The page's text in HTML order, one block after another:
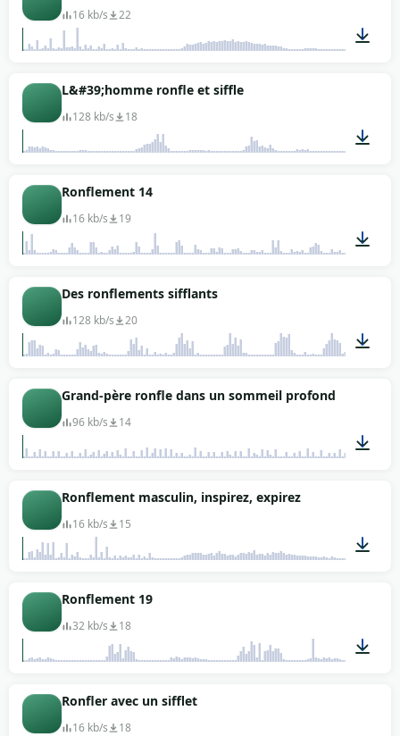
16 kb/s 22
L&#39;homme ronfle et siffle
128 kb/s 18
Ronflement 14
16 kb/s 19
Des ronflements sifflants
128 kb/s 20
Grand-père ronfle dans un sommeil profond
96 kb/s 14
Ronflement masculin, inspirez, expirez
16 kb/s 15
Ronflement 19
32 kb/s 18
Ronfler avec un sifflet
16 kb/s 18